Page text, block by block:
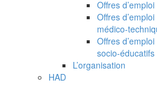
Offres
Offres
médico-
Offres
socio-
L’organisation
HAD